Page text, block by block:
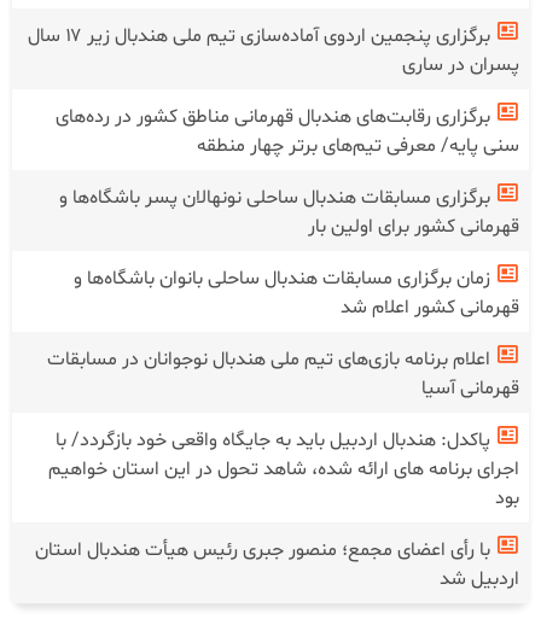
برگزاری پنجمین اردوی آماده‌سازی تیم ملی هندبال زیر ۱۷ سال
پسران در ساری
برگزاری رقابت‌های هندبال قهرمانی مناطق کشور در رده‌های
سنی پایه/ معرفی تیم‌های برتر چهار منطقه
برگزاری مسابقات هندبال ساحلی نونهالان پسر باشگاه‌ها و
قهرمانی کشور برای اولین بار
زمان برگزاری مسابقات هندبال ساحلی بانوان باشگاه‌ها و
قهرمانی کشور اعلام شد
اعلام برنامه بازی‌های تیم ملی هندبال نوجوانان در مسابقات
قهرمانی آسیا
پاکدل: هندبال اردبیل باید به جایگاه واقعی خود بازگردد/ با
اجرای برنامه های ارائه شده، شاهد تحول در این استان خواهیم
بود
با رأی اعضای مجمع؛ منصور جبری رئیس هیأت هندبال استان
اردبیل شد